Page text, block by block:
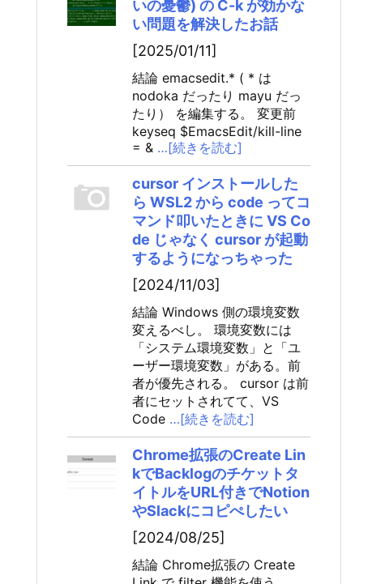
いの憂鬱) の C-k が効かな
い問題を解決したお話
[2025/01/11]
結論 emacsedit.* ( * は
nodoka だったり mayu だっ
たり） を編集する。 変更前
keyseq $EmacsEdit/kill-line
= & …[続きを読む]
cursor インストールした
ら WSL2 から code ってコ
マンド叩いたときに VS Co
de じゃなく cursor が起動
するようになっちゃった
[2024/11/03]
結論 Windows 側の環境変数
変えるべし。 環境変数には
「システム環境変数」と「ユ
ーザー環境変数」がある。前
者が優先される。 cursor は前
者にセットされてて、VS
Code …[続きを読む]
Chrome拡張のCreate Lin
kでBacklogのチケットタ
イトルをURL付きでNotion
やSlackにコピぺしたい
[2024/08/25]
結論 Chrome拡張の Create